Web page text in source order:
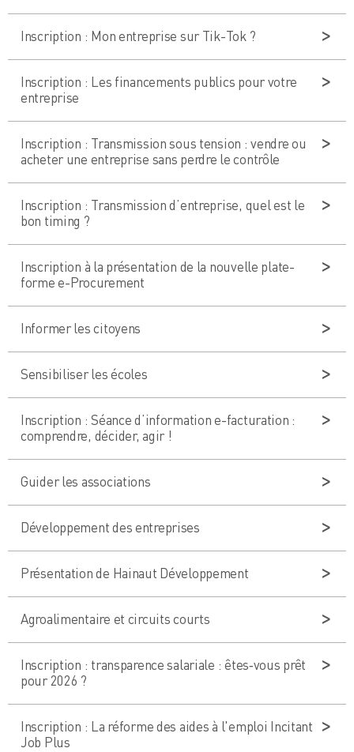
Inscription : Mon entreprise sur Tik-Tok ?
Inscription : Les financements publics pour votre
entreprise
Inscription : Transmission sous tension : vendre ou
acheter une entreprise sans perdre le contrôle
Inscription : Transmission d’entreprise, quel est le
bon timing ?
Inscription à la présentation de la nouvelle plate-
forme e-Procurement
Informer les citoyens
Sensibiliser les écoles
Inscription : Séance d’information e-facturation :
comprendre, décider, agir !
Guider les associations
Développement des entreprises
Présentation de Hainaut Développement
Agroalimentaire et circuits courts
Inscription : transparence salariale : êtes‑vous prêt
pour 2026 ?
Inscription : La réforme des aides à l'emploi Incitant
Job Plus